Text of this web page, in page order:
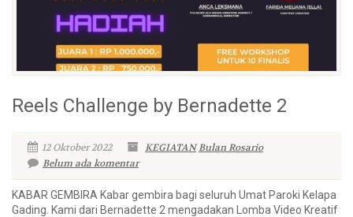
Reels Challenge by Bernadette 2
12 Oktober 2022 KEGIATANBulan Rosario
Belum ada komentar
KABAR GEMBIRA Kabar gembira bagi seluruh Umat Paroki Kelapa
Gading. Kami dari Bernadette 2 mengadakan Lomba Video Kreatif